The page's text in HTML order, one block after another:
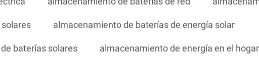
almacenamiento de baterías de energía solar
baterías solares almacenamiento de energía en el hogar